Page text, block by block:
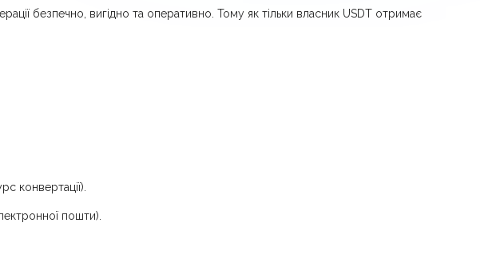
безпечно, вигідно та оперативно. Тому як тільки власник USDT отримає
конвертації).
пошти).